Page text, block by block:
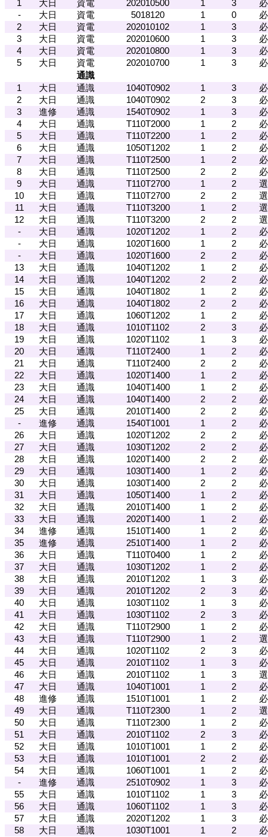
1 大日 資電 202010500 1 3
必
-
大日 資電 5018120 1 0
必
2
大日 資電 202010102 1 3
必
3
大日 資電 202010600 1 3
必
4
大日 資電 202010800 1 3
必
5
大日 資電 202010700 1 3
必
通識
1
大日 通識 1040T0902 1 3
必
2
大日 通識 1040T0902 2 3
必
3
進修 通識 1540T0902 1 3
必
4
大日 通識 T110T2000 1 2
必
5
大日 通識 T110T2200 1 2
必
6
大日 通識 1050T1202 1 2
必
7
大日 通識 T110T2500 1 2
必
8
大日 通識 T110T2500 2 2
必
9
大日 通識 T110T2700 1 2
選
10
大日 通識 T110T2700 2 2
選
11
大日 通識 T110T3200 1 2
選
12
大日 通識 T110T3200 2 2
選
-
大日 通識 1020T1202 1 2
必
-
大日 通識 1020T1600 1 2
必
-
大日 通識 1020T1600 2 2
必
13
大日 通識 1040T1202 1 2
必
14
大日 通識 1040T1202 2 2
必
15
大日 通識 1040T1802 1 2
必
16
大日 通識 1040T1802 2 2
必
17
大日 通識 1060T1202 1 2
必
18
大日 通識 1010T1102 2 3
必
19
大日 通識 1020T1102 1 3
必
20
大日 通識 T110T2400 1 2
必
21
大日 通識 T110T2400 2 2
必
22
大日 通識 1020T1400 1 2
必
23
大日 通識 1040T1400 1 2
必
24
大日 通識 1040T1400 2 2
必
25
大日 通識 2010T1400 2 2
必
-
進修 通識 1540T1001 1 2
必
26
大日 通識 1020T1202 2 2
必
27
大日 通識 1030T1202 2 2
必
28
大日 通識 1020T1400 2 2
必
29
大日 通識 1030T1400 1 2
必
30
大日 通識 1030T1400 2 2
必
31
大日 通識 1050T1400 1 2
必
32
大日 通識 2010T1400 1 2
必
33
大日 通識 2020T1400 1 2
必
34
進修 通識 1510T1400 1 2
必
35
進修 通識 2510T1400 1 2
必
36
大日 通識 T110T0400 1 2
必
37
大日 通識 1030T1202 1 2
必
38
大日 通識 2010T1202 1 3
必
39
大日 通識 2010T1202 2 3
必
40
大日 通識 1030T1102 1 3
必
41
大日 通識 1030T1102 2 3
必
42
大日 通識 T110T2900 1 2
必
43
大日 通識 T110T2900 1 2
選
44
大日 通識 1020T1102 2 3
必
45
大日 通識 2010T1102 1 3
必
46
大日 通識 2010T1102 1 3
選
47
大日 通識 1040T1001 1 2
必
48
進修 通識 1510T1001 1 2
必
49
大日 通識 T110T2300 1 2
選
50
大日 通識 T110T2300 1 2
必
51
大日 通識 2010T1102 2 3
必
52
大日 通識 1010T1001 1 2
必
53
大日 通識 1010T1001 2 2
必
54
大日 通識 1060T1001 1 2
必
-
進修 通識 2510T0902 1 3
必
55
大日 通識 1010T1102 1 3
必
56
大日 通識 1060T1102 1 3
必
57
大日 通識 2020T1202 1 3
必
58
大日 通識 1030T1001 1 2
必